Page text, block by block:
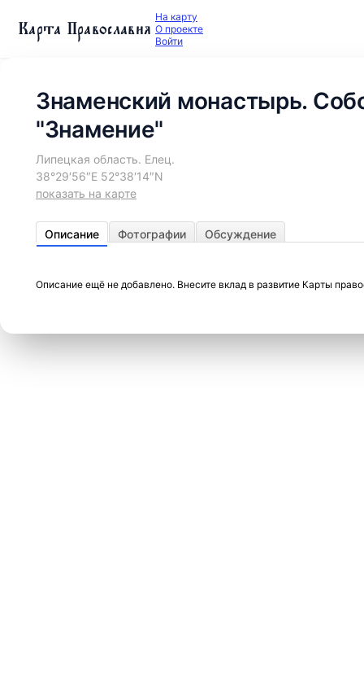
Карта Православия На карту
О проекте
Войти
Знаменский монастырь.
"Знамение"
Липецкая область. Елец.
38°29′56″E 52°38′14″N
показать на карте
Описание Фотографии Обсуждение
Описание ещё не добавлено. Внесите вклад в развитие Карты